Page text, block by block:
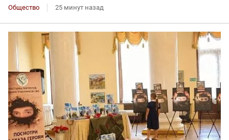
Общество 25 минут назад